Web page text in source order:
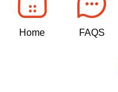
Home FAQS